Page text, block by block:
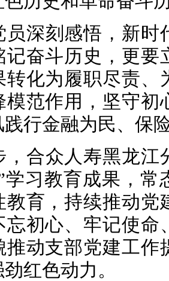
员深刻感悟，新时
记奋斗历史，更
转化为履职尽责
模范作用，坚守初
行金融为民、保
，合众人寿黑龙江
学习教育成果，
教育，持续推动
忘初心、牢记使命
推动支部党建工作
红色动力。